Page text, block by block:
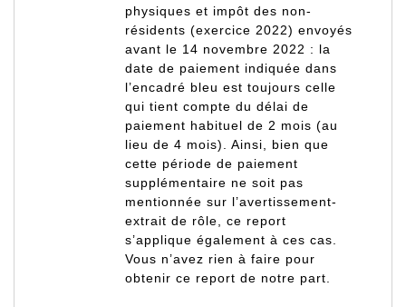
physiques et impôt des non-
résidents (exercice 2022) envoyés
avant le 14 novembre 2022 : la
date de paiement indiquée dans
l’encadré bleu est toujours celle
qui tient compte du délai de
paiement habituel de 2 mois (au
lieu de 4 mois). Ainsi, bien que
cette période de paiement
supplémentaire ne soit pas
mentionnée sur l’avertissement-
extrait de rôle, ce report
s’applique également à ces cas.
Vous n’avez rien à faire pour
obtenir ce report de notre part.